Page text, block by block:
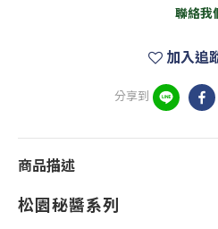
聯絡我
加入追
分享到
商品描述
松園秘醬系列